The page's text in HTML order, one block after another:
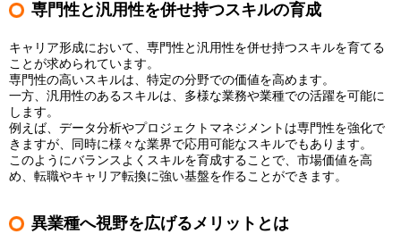
専門性と汎用性を併せ持つスキルの育成
キャリア形成において、専門性と汎用性を併せ持つスキルを育てる
ことが求められています。
専門性の高いスキルは、特定の分野での価値を高めます。
一方、汎用性のあるスキルは、多様な業務や業種での活躍を可能に
します。
例えば、データ分析やプロジェクトマネジメントは専門性を強化で
きますが、同時に様々な業界で応用可能なスキルでもあります。
このようにバランスよくスキルを育成することで、市場価値を高
め、転職やキャリア転換に強い基盤を作ることができます。
異業種へ視野を広げるメリットとは